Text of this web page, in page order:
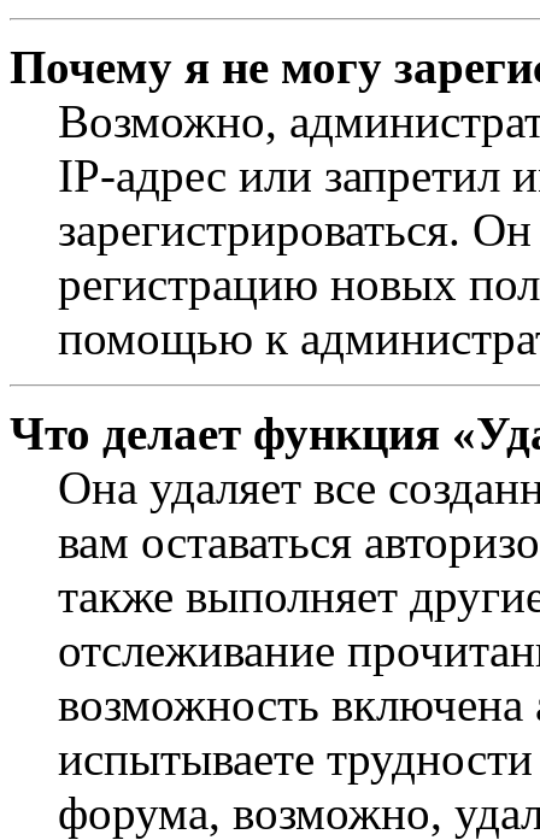
Почему я не могу
Возможно,
IP-адрес или запретил
зарегистрироваться.
регистрацию новых
помощью к
Что делает функция
Она удаляет все
вам оставаться
также выполняет
отслеживание
возможность
испытываете
форума, возможно,